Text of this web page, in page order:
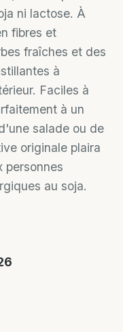
ni lactose. À
fibres et
fraîches et des
à
Faciles à
à un
salade ou de
originale plaira
personnes
au soja.